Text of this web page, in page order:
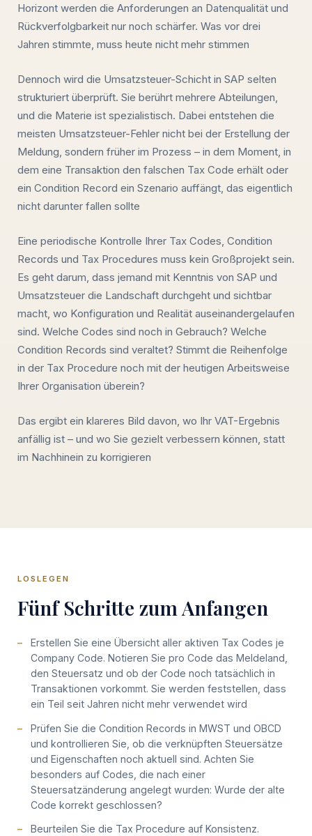
Horizont werden die Anforderungen an Datenqualität und
Rückverfolgbarkeit nur noch schärfer. Was vor drei
Jahren stimmte, muss heute nicht mehr stimmen
Dennoch wird die Umsatzsteuer-Schicht in SAP selten
strukturiert überprüft. Sie berührt mehrere Abteilungen,
und die Materie ist spezialistisch. Dabei entstehen die
meisten Umsatzsteuer-Fehler nicht bei der Erstellung der
Meldung, sondern früher im Prozess – in dem Moment, in
dem eine Transaktion den falschen Tax Code erhält oder
ein Condition Record ein Szenario auffängt, das eigentlich
nicht darunter fallen sollte
Eine periodische Kontrolle Ihrer Tax Codes, Condition
Records und Tax Procedures muss kein Großprojekt sein.
Es geht darum, dass jemand mit Kenntnis von SAP und
Umsatzsteuer die Landschaft durchgeht und sichtbar
macht, wo Konfiguration und Realität auseinandergelaufen
sind. Welche Codes sind noch in Gebrauch? Welche
Condition Records sind veraltet? Stimmt die Reihenfolge
in der Tax Procedure noch mit der heutigen Arbeitsweise
Ihrer Organisation überein?
Das ergibt ein klareres Bild davon, wo Ihr VAT-Ergebnis
anfällig ist – und wo Sie gezielt verbessern können, statt
im Nachhinein zu korrigieren
LOSLEGEN
Fünf Schritte zum Anfangen
Erstellen Sie eine Übersicht aller aktiven Tax Codes je
Company Code. Notieren Sie pro Code das Meldeland,
den Steuersatz und ob der Code noch tatsächlich in
Transaktionen vorkommt. Sie werden feststellen, dass
ein Teil seit Jahren nicht mehr verwendet wird
Prüfen Sie die Condition Records in MWST und OBCD
und kontrollieren Sie, ob die verknüpften Steuersätze
und Eigenschaften noch aktuell sind. Achten Sie
besonders auf Codes, die nach einer
Steuersatzänderung angelegt wurden: Wurde der alte
Code korrekt geschlossen?
Beurteilen Sie die Tax Procedure auf Konsistenz.